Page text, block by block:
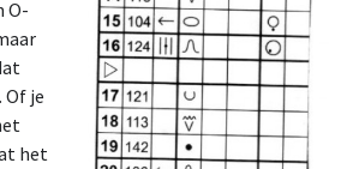
O-
je
het